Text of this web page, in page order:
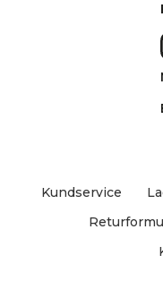
Kundservice